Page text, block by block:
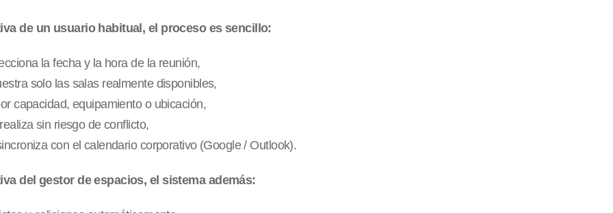
de un usuario habitual, el proceso es sencillo:
la fecha y la hora de la reunión,
solo las salas realmente disponibles,
capacidad, equipamiento o ubicación,
sin riesgo de conflicto,
con el calendario corporativo (Google / Outlook).
del gestor de espacios, el sistema además: